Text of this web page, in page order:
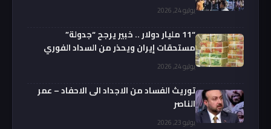
يوليو 24, 2026
“11 مليار دولار .. خبير يرجح “جدولة”
مستحقات إيران ويحذر من السداد الفوري
يوليو 24, 2026
توريث الفساد من الاجداد الى الاحفاد – عمر
الناصر
يوليو 23, 2026